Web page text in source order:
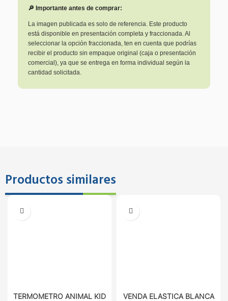
🔎 Importante antes de comprar:
La imagen publicada es solo de referencia. Este producto
está disponible en presentación completa y fraccionada. Al
seleccionar la opción fraccionada, ten en cuenta que podrías
recibir el producto sin empaque original (caja o presentación
comercial), ya que se entrega en forma individual según la
cantidad solicitada.
Productos similares
TERMOMETRO ANIMAL KID
VENDA ELASTICA BLANCA